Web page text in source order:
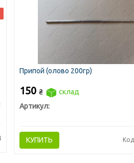
Припой (олово 200гр)
150 ₴
склад
Артикул:
КУПИТЬ